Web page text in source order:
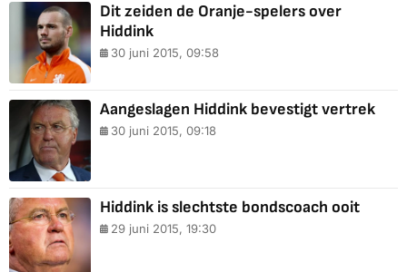
Dit zeiden de Oranje-spelers over
Hiddink
30 juni 2015, 09:58
Aangeslagen Hiddink bevestigt vertrek
30 juni 2015, 09:18
Hiddink is slechtste bondscoach ooit
29 juni 2015, 19:30